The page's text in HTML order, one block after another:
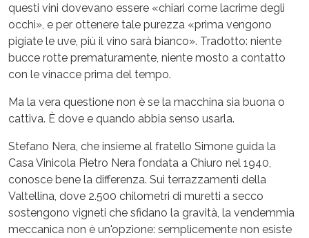
questi vini dovevano essere «chiari come lacrime degli
occhi», e per ottenere tale purezza «prima vengono
pigiate le uve, più il vino sarà bianco». Tradotto: niente
bucce rotte prematuramente, niente mosto a contatto
con le vinacce prima del tempo.
Ma la vera questione non è se la macchina sia buona o
cattiva. È dove e quando abbia senso usarla.
Stefano Nera, che insieme al fratello Simone guida la
Casa Vinicola Pietro Nera fondata a Chiuro nel 1940,
conosce bene la differenza. Sui terrazzamenti della
Valtellina, dove 2.500 chilometri di muretti a secco
sostengono vigneti che sfidano la gravità, la vendemmia
meccanica non è un'opzione: semplicemente non esiste